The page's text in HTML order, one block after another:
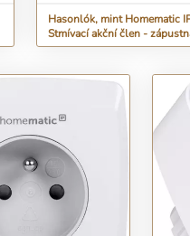
Hasonlók, mint Homematic
Stmívací akční člen -
- HmIP-BDT